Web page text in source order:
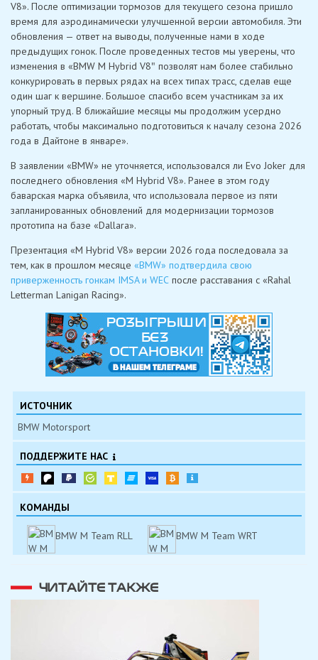
V8». После оптимизации тормозов для текущего сезона пришло
время для аэродинамически улучшенной версии автомобиля. Эти
обновления — ответ на выводы, полученные нами в ходе
предыдущих гонок. После проведенных тестов мы уверены, что
изменения в «BMW M Hybrid V8″ позволят нам более стабильно
конкурировать в первых рядах на всех типах трасс, сделав еще
один шаг к вершине. Большое спасибо всем участникам за их
упорный труд. В ближайшие месяцы мы продолжим усердно
работать, чтобы максимально подготовиться к началу сезона 2026
года в Дайтоне в январе».
В заявлении «BMW» не уточняется, использовался ли Evo Joker для
последнего обновления «M Hybrid V8». Ранее в этом году
баварская марка объявила, что использовала первое из пяти
запланированных обновлений для модернизации тормозов
прототипа на базе «Dallara».
Презентация «M Hybrid V8» версии 2026 года последовала за
тем, как в прошлом месяце «BMW» подтвердила свою
приверженность гонкам IMSA и WEC после расставания с «Rahal
Letterman Lanigan Racing».
ИСТОЧНИК
BMW Motorsport
ПОДДЕРЖИТЕ НАС
КОМАНДЫ
BMW M Team RLL BMW M Team WRT
ЧИТАЙТЕ ТАКЖЕ